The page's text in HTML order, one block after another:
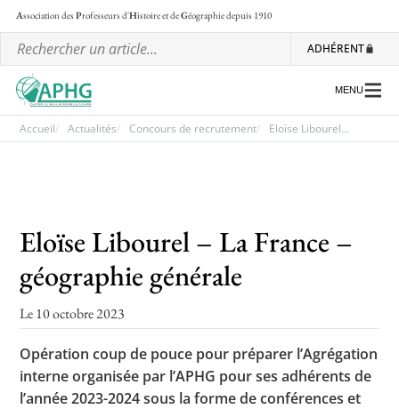
Association desProfesseurs d'Histoire et deGéographiedepuis 1910
ADHÉRENT
Les ateliers nationaux
Communiqués et motions
Lettre d’information de l’APHG
L’APHG dans la presse
MENU
Accueil Actualités Concours de recrutement Eloïse Libourel...
Eloïse Libourel – La France –
géographie générale
Le 10 octobre 2023
Opération coup de pouce pour préparer l’Agrégation
interne organisée par l’APHG pour ses adhérents de
l’année 2023-2024 sous la forme de conférences et